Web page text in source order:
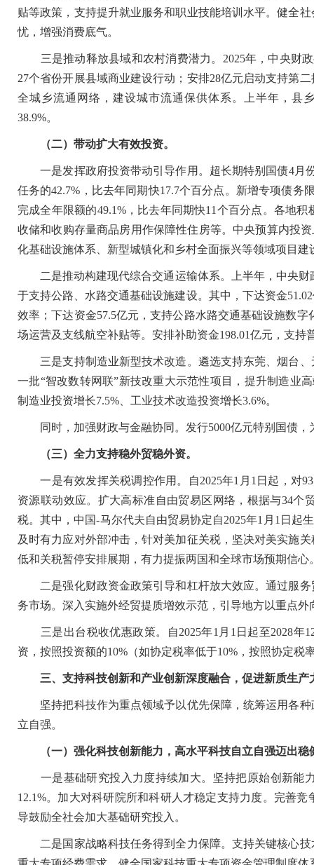
贴等政策，支持提升就业服务和职业技能培训水平。健全
忧，增强消费底气。
三是推动释放县域和农村消费潜力。2025年，中央财政
27个省份开展县域商业建设行动；安排28亿元启动支持第
全城乡流通网络，建设城市流通保供体系。上半年，县
38.9%。
（二）带动扩大有效投资。
一是发挥政府投资带动引导作用。超长期特别国债4月份
任务的42.7%，比去年同期快17.7个百分点。新增专项债
完成全年限额的49.1%，比去年同期快11个百分点。各地
收储和收购存量商品房用作保障性住房等。中央预算内投
化基础设施体系、新型城镇化和乡村全面振兴等领域项目建
二是推动构建现代综合交通运输体系。上半年，中央财
于支持公路、水路交通基础设施建设。其中，下达资金
效率；下达资金57.5亿元，支持公路水路交通基础设施数
场运营及支线航空补贴等。安排补助资金198.01亿元，支持
三是支持制造业新型技术改造。遴选支持东莞、烟台、
一批“智改数转网联”新技改重大示范性项目，提升制造业
制造业投资增长7.5%、工业技术改造投资增长3.6%。
同时，加强财政与金融协同。发行5000亿元特别国债，
（三）全力支持稳外贸稳外资。
一是有效发挥关税调控作用。自2025年1月1日起，对
资源联动效应。扩大高标准自由贸易区网络，根据与34个
税。其中，中国-马尔代夫自由贸易协定自2025年1月1日起
及时有力应对外部冲击，针对美加征关税，坚决对美实施
低和关税暂停安排展期，有力提振两国和全球市场预期信心
二是强化财政资金政策引导和杠杆放大效应。通过服务
务市场。深入实施外经贸提质增效示范，引导地方以重点
三是出台税收优惠政策。自2025年1月1日起至2028年
资，按照投资额的10%（如协定税率低于10%，按照协定
三、支持科技创新和产业创新深度融合，促进新质生产
坚持把科技作为重点领域予以优先保障，统筹运用各种
立自强。
（一）强化科技创新能力，高水平科技自立自强迈出稳
一是基础研究投入力度持续加大。坚持把原始创新能力
12.1%。加大对科研院所和科研人才稳定支持力度。完善
导鼓励全社会加大基础研究投入。
二是国家战略科技任务得到全力保障。支持关键核心技